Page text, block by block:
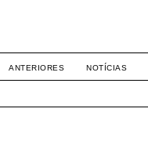
ANTERIORES NOTÍCIAS